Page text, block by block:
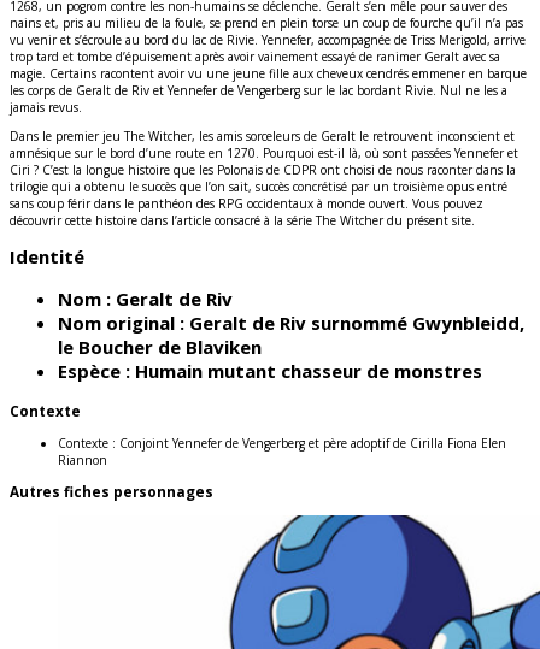
1268, un pogrom contre les non-humains se déclenche. Geralt s’en mêle pour sauver des
nains et, pris au milieu de la foule, se prend en plein torse un coup de fourche qu’il n’a pas
vu venir et s’écroule au bord du lac de Rivie. Yennefer, accompagnée de Triss Merigold, arrive
trop tard et tombe d’épuisement après avoir vainement essayé de ranimer Geralt avec sa
magie. Certains racontent avoir vu une jeune fille aux cheveux cendrés emmener en barque
les corps de Geralt de Riv et Yennefer de Vengerberg sur le lac bordant Rivie. Nul ne les a
jamais revus.
Dans le premier jeu The Witcher, les amis sorceleurs de Geralt le retrouvent inconscient et
amnésique sur le bord d’une route en 1270. Pourquoi est-il là, où sont passées Yennefer et
Ciri ? C’est la longue histoire que les Polonais de CDPR ont choisi de nous raconter dans la
trilogie qui a obtenu le succès que l’on sait, succès concrétisé par un troisième opus entré
sans coup férir dans le panthéon des RPG occidentaux à monde ouvert. Vous pouvez
découvrir cette histoire dans l’article consacré à la série The Witcher du présent site.
Identité
Nom : Geralt de Riv
Nom original : Geralt de Riv surnommé Gwynbleidd,
le Boucher de Blaviken
Espèce : Humain mutant chasseur de monstres
Contexte
Contexte : Conjoint Yennefer de Vengerberg et père adoptif de Cirilla Fiona Elen
Riannon
Autres fiches personnages